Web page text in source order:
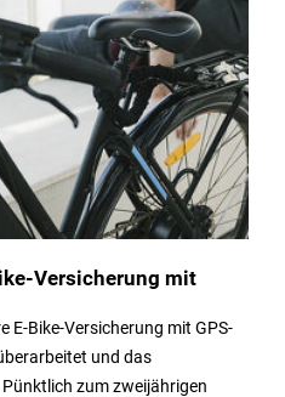
Versicherung mit
E-Bike-Versicherung mit GPS-
und das
zum zweijährigen